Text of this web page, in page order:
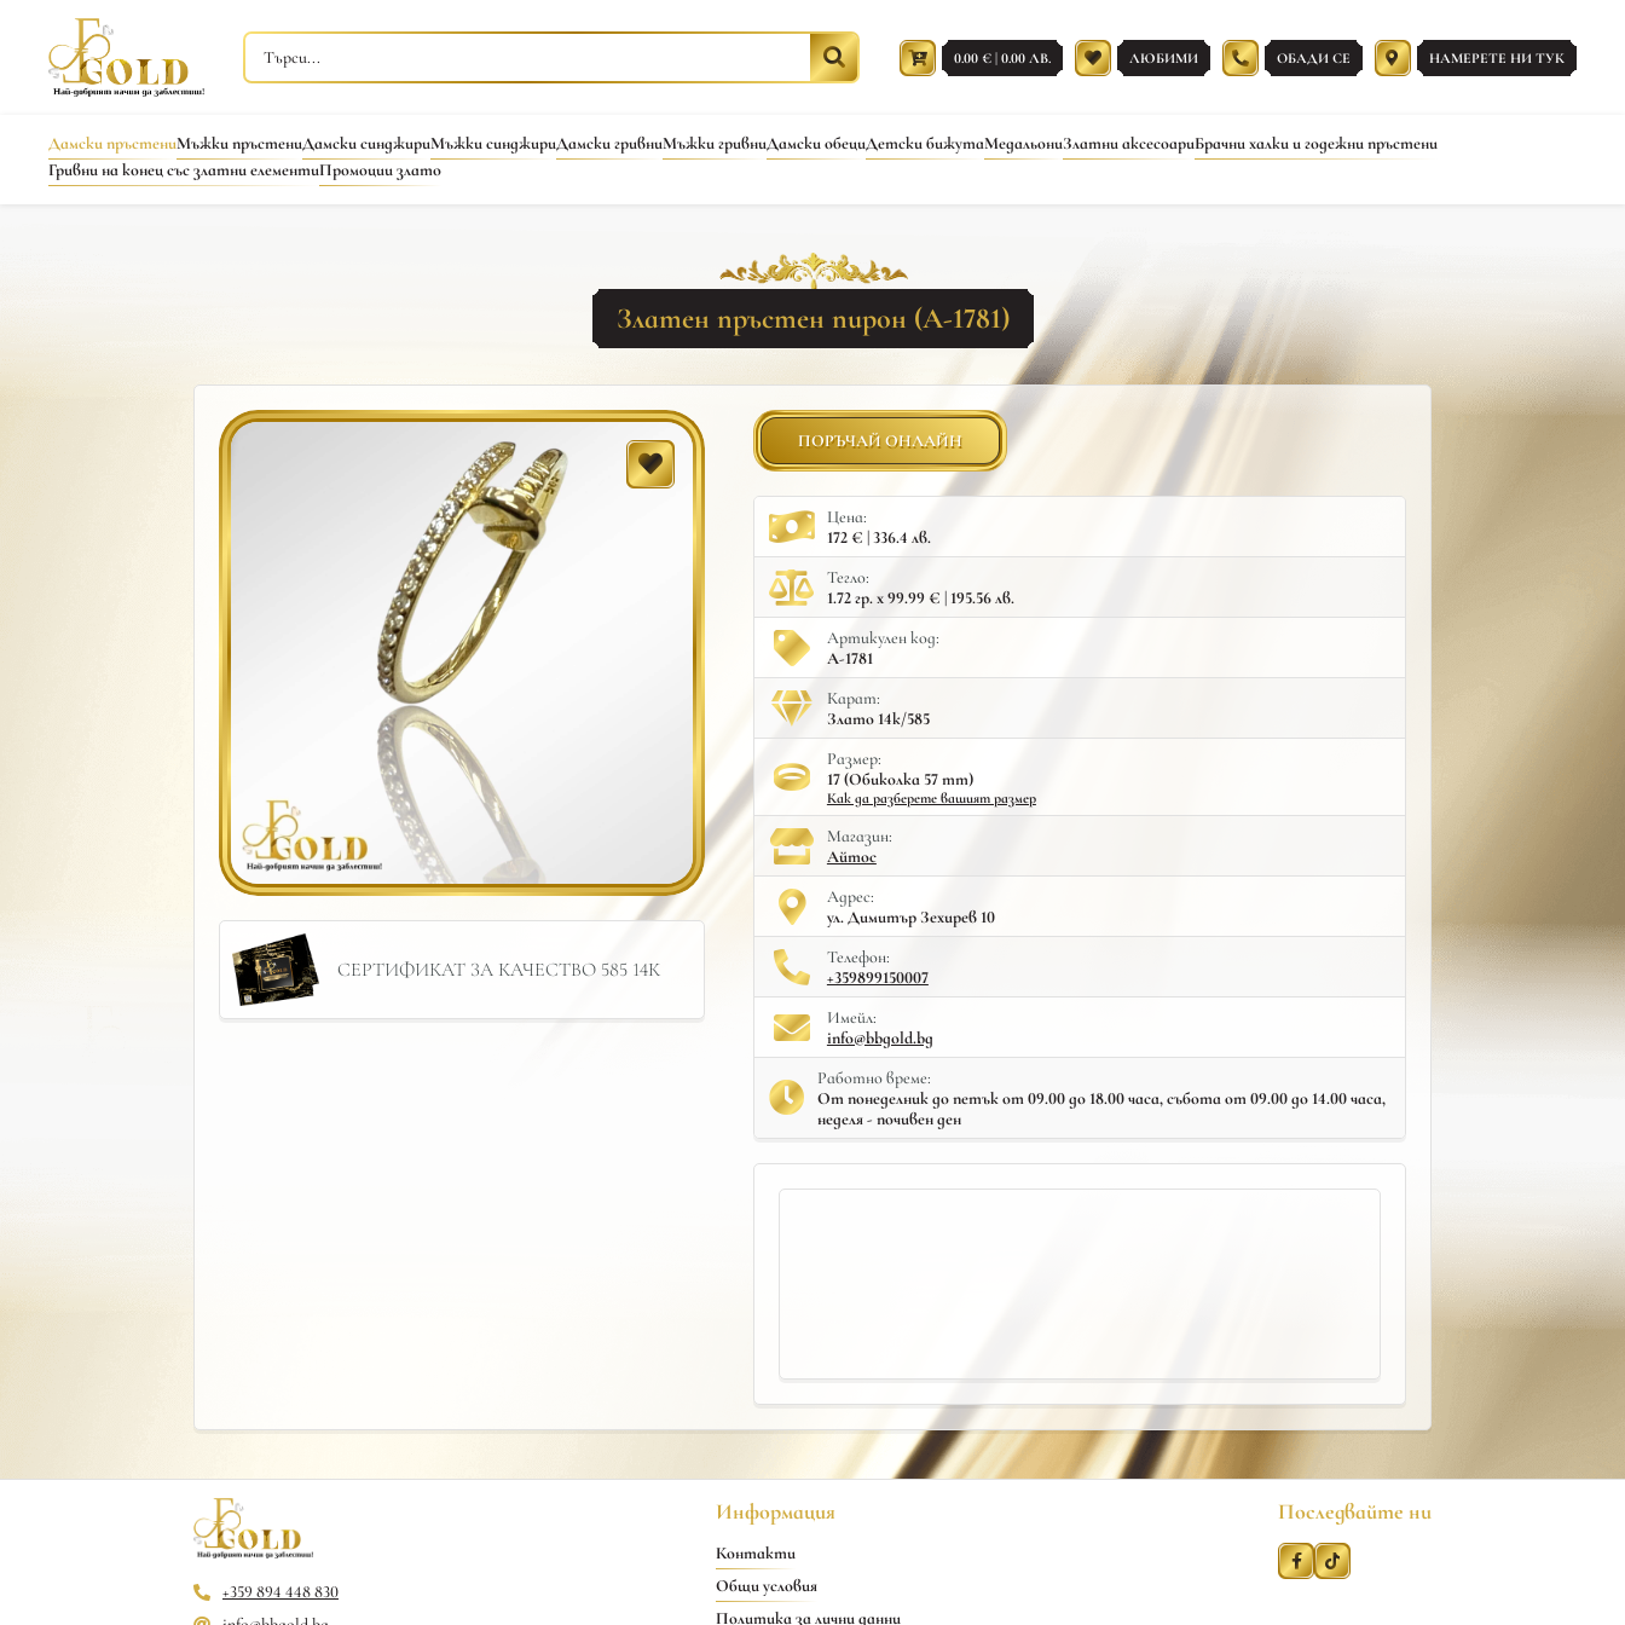
0.00 € | 0.00 ЛВ. ЛЮБИМИ ОБАДИ СЕ НАМЕРЕТЕ НИ ТУК
Дамски пръстениМъжки пръстениДамски синджириМъжки синджириДамски гривниМъжки гривниДамски обециДетски бижутаМедальониЗлатни аксесоариБрачни халки и годежни пръстени
Гривни на конец със златни елементиПромоции злато
Златен пръстен пирон (A-1781)
СЕРТИФИКАТ ЗА КАЧЕСТВО 585 14К
ПОРЪЧАЙ ОНЛАЙН
Цена:
172 € | 336.4 лв.
Тегло:
1.72 гр. x 99.99 € | 195.56 лв.
Артикулен код:
A-1781
Карат:
Злато 14к/585
Размер:
17 (Обиколка 57 mm)
Как да разберете вашият размер
Mагазин:
Айтос
Адрес:
ул. Димитър Зехирев 10
Телефон:
+359899150007
Имейл:
info@bbgold.bg
Работно време:
От понеделник до петък от 09.00 до 18.00 часа, събота от 09.00 до 14.00 часа,
неделя - почивен ден
+359 894 448 830
Информация
Контакти
Общи условия
Политика за лични данни
Последвайте ни